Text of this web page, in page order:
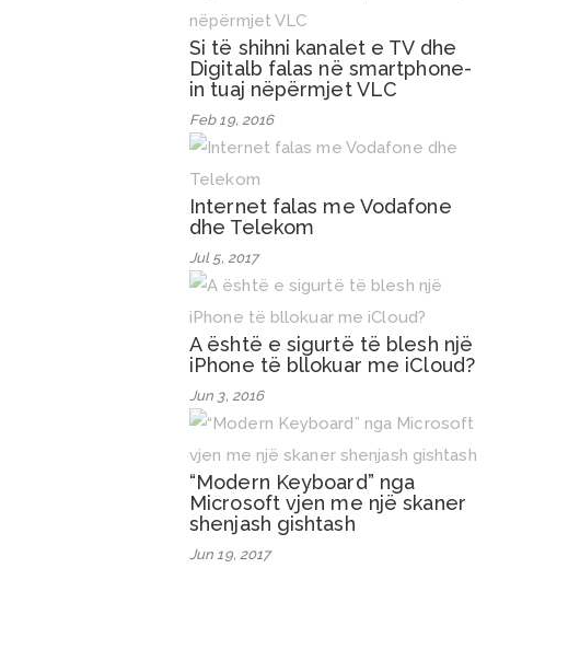
Si të shihni kanalet e TV dhe
Digitalb falas në smartphone-
in tuaj nëpërmjet VLC
Feb 19, 2016
Internet falas me Vodafone
dhe Telekom
Jul 5, 2017
A është e sigurtë të blesh një
iPhone të bllokuar me iCloud?
Jun 3, 2016
“Modern Keyboard” nga
Microsoft vjen me një skaner
shenjash gishtash
Jun 19, 2017